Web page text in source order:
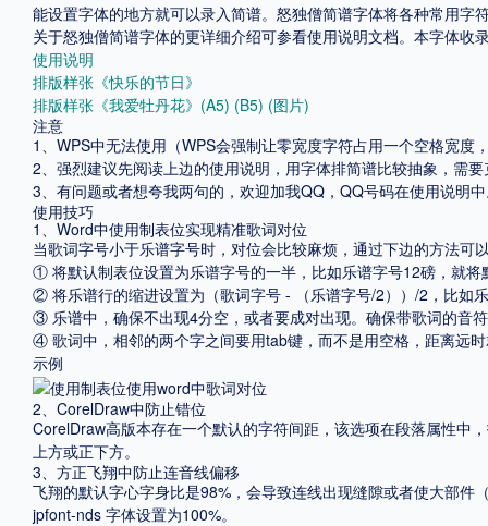
格式
.TTF
地区
中国大陆 中国港澳台 更多
POP字体下载 字库打包下载 海报素材下载
字体新闻
能设置字体的地方就可以录入简谱。怒独僧简谱字体将各种常用
关于怒独僧简谱字体的更详细介绍可参看使用说明文档。本字体收
使用说明
排版样张《快乐的节日》
排版样张《我爱牡丹花》(A5) (B5) (图片)
注意
1、WPS中无法使用（WPS会强制让零宽度字符占用一个空格宽度
2、强烈建议先阅读上边的使用说明，用字体排简谱比较抽象，需
3、有问题或者想夸我两句的，欢迎加我QQ，QQ号码在使用说明
使用技巧
1、Word中使用制表位实现精准歌词对位
当歌词字号小于乐谱字号时，对位会比较麻烦，通过下边的方法可
① 将默认制表位设置为乐谱字号的一半，比如乐谱字号12磅，就
② 将乐谱行的缩进设置为（歌词字号 - （乐谱字号/2））/2，比如
③ 乐谱中，确保不出现4分空，或者要成对出现。确保带歌词的音
④ 歌词中，相邻的两个字之间要用tab键，而不是用空格，距离远
示例
2、CorelDraw中防止错位
CorelDraw高版本存在一个默认的字符间距，该选项在段落属性中
上方或正下方。
3、方正飞翔中防止连音线偏移
飞翔的默认字心字身比是98%，会导致连线出现缝隙或者使大部
jpfont-nds 字体设置为100%。